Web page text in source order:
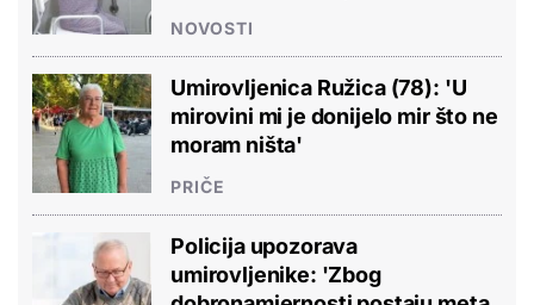
NOVOSTI
Umirovljenica Ružica (78): 'U
mirovini mi je donijelo mir što ne
moram ništa'
PRIČE
Policija upozorava
umirovljenike: 'Zbog